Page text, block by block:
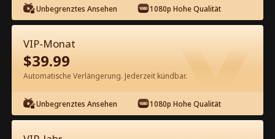
Kostenlos in der App ansehen
Episode 64 - Eine schicksalhafte
Unbegrenztes Ansehen 1080p Hohe Qualität
VIP-Monat
$39.99
Automatische Verlängerung. Jederzeit kündbar.
Unbegrenztes Ansehen 1080p Hohe Qualität